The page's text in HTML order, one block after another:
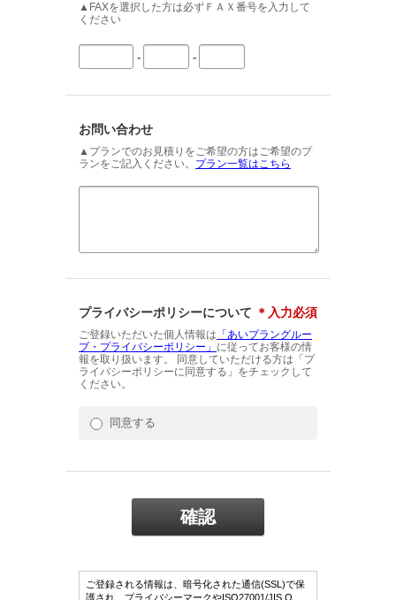
▲FAXを選択した方は必ずＦＡＸ番号を入力して
ください
- -
お問い合わせ
▲プランでのお見積りをご希望の方はご希望のプ
ランをご記入ください。 プラン一覧はこちら
プライバシーポリシーについて ＊入力必須
ご登録いただいた個人情報は 「あいプラングルー
プ・プライバシーポリシー」 に従ってお客様の情
報を取り扱います。 同意していただける方は「プ
ライバシーポリシーに同意する」をチェックして
ください。
同意する
ご登録される情報は、暗号化された通信(SSL)で保
護され、プライバシーマークやISO27001/JIS Q